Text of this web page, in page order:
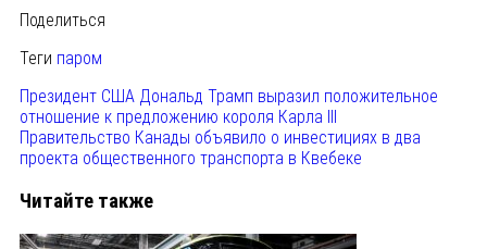
Поделиться
Теги паром
Президент США Дональд Трамп выразил положительное
отношение к предложению короля Карла III
Правительство Канады объявило о инвестициях в два
проекта общественного транспорта в Квебеке
Читайте также